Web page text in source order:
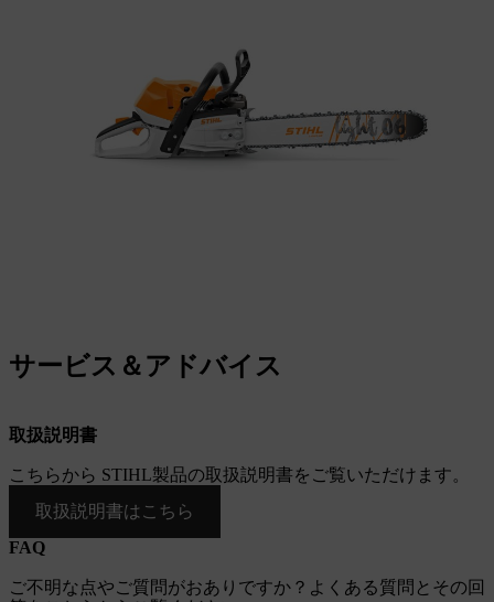
サービス＆アドバイス
取扱説明書
こちらから STIHL製品の取扱説明書をご覧いただけます。
取扱説明書はこちら
FAQ
ご不明な点やご質問がおありですか？よくある質問とその回